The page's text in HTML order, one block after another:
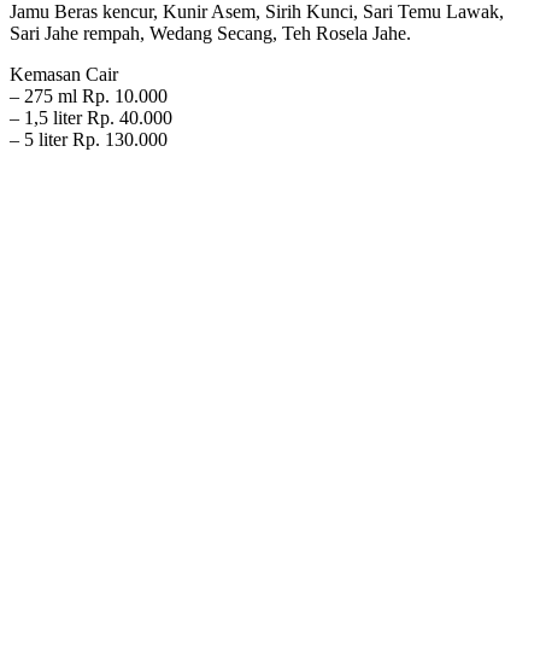
Jamu Beras kencur, Kunir Asem, Sirih Kunci, Sari Temu Lawak,
Sari Jahe rempah, Wedang Secang, Teh Rosela Jahe.
Kemasan Cair
– 275 ml Rp. 10.000
– 1,5 liter Rp. 40.000
– 5 liter Rp. 130.000